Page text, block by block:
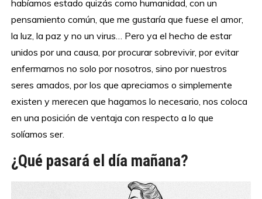
habíamos estado quizás como humanidad, con un
pensamiento común, que me gustaría que fuese el amor,
la luz, la paz y no un virus… Pero ya el hecho de estar
unidos por una causa, por procurar sobrevivir, por evitar
enfermarnos no solo por nosotros, sino por nuestros
seres amados, por los que apreciamos o simplemente
existen y merecen que hagamos lo necesario, nos coloca
en una posición de ventaja con respecto a lo que
solíamos ser.
¿Qué pasará el día mañana?